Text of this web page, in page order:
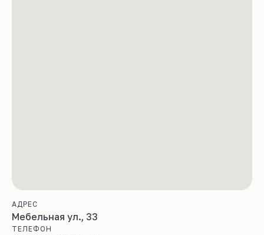
АДРЕС
Мебельная ул., 33
ТЕЛЕФОН